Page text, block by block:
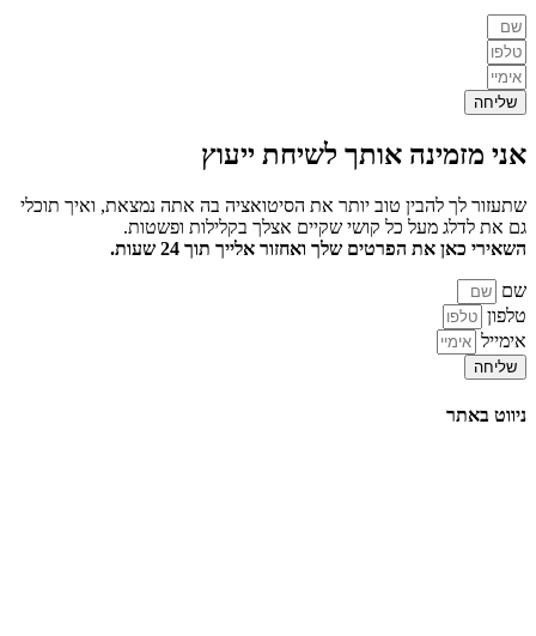
שליחה
אני מזמינה אותך לשיחת ייעוץ
שתעזור לך להבין טוב יותר את הסיטואציה בה אתה נמצאת, ואיך תוכלי
גם את לדלג מעל כל קושי שקיים אצלך בקלילות ופשטות.
השאירי כאן את הפרטים שלך ואחזור אלייך תוך 24 שעות.
שם
טלפון
אימייל
שליחה
ניווט באתר